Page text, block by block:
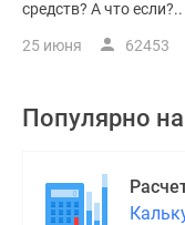
средств? А что
25 июня 62453
Популярно на